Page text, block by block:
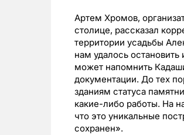
Артем Хромов,
столице, рассказал
территории усадьбы
нам удалось
может напомнить
документации. До тех
зданиям статуса
какие-либо работы. На
что это уникальные
сохранен».